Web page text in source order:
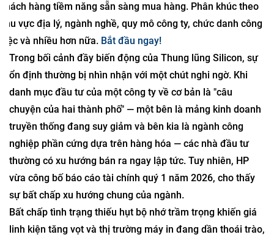
khách hàng tiềm năng sẵn sàng mua hàng. Phân khúc theo
khu vực địa lý, ngành nghề, quy mô công ty, chức danh công
việc và nhiều hơn nữa. Bắt đầu ngay!
Trong bối cảnh đầy biến động của Thung lũng Silicon, sự
ổn định thường bị nhìn nhận với một chút nghi ngờ. Khi
danh mục đầu tư của một công ty về cơ bản là "câu
chuyện của hai thành phố" — một bên là mảng kinh doanh
truyền thống đang suy giảm và bên kia là ngành công
nghiệp phần cứng dựa trên hàng hóa — các nhà đầu tư
thường có xu hướng bán ra ngay lập tức. Tuy nhiên, HP
vừa công bố báo cáo tài chính quý 1 năm 2026, cho thấy
sự bất chấp xu hướng chung của ngành.
Bất chấp tình trạng thiếu hụt bộ nhớ trầm trọng khiến giá
linh kiện tăng vọt và thị trường máy in đang dần thoái trào,